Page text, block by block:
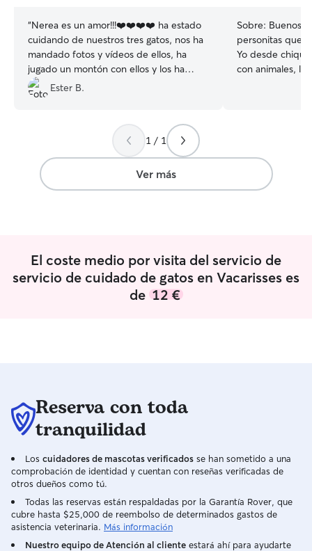
“Nerea es un amor!!!❤️❤️❤️❤️ ha estado
cuidando de nuestros tres gatos, nos ha
mandado fotos y vídeos de ellos, ha
jugado un montón con ellos y los ha
cuidado como si fuesen suyos. Estamos
muy muy contentos y seguro que
Ester B.
Sobre: Buenos
personitas que
Yo desde
con animales, la
conejos,...) de
conocidos.
mascotas
alimentarlas, jugar
me encantaria
tan solo a
parque para
1 / 1
Ver más
El coste medio por visita del servicio de
servicio de cuidado de gatos en Vacarisses es
de 12 €
Reserva con toda
tranquilidad
Los cuidadores de mascotas verificados se han sometido a una
comprobación de identidad y cuentan con reseñas verificadas de
otros dueños como tú.
Todas las reservas están respaldadas por la Garantía Rover, que
cubre hasta $25,000 de reembolso de determinados gastos de
asistencia veterinaria. Más información
Nuestro equipo de Atención al cliente estará ahí para ayudarte